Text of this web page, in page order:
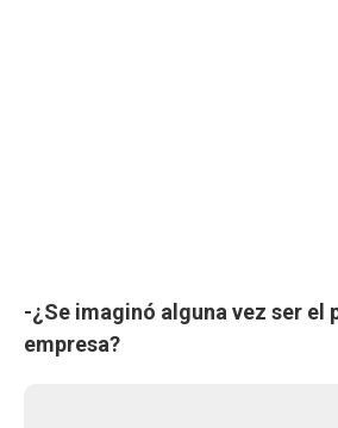
-¿Se imaginó alguna vez ser el
empresa?